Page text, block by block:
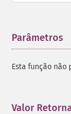
Parâmetros
Esta função não
Valor